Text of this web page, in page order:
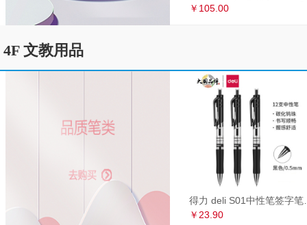
￥105.00
4F 文教用品
￥23.90